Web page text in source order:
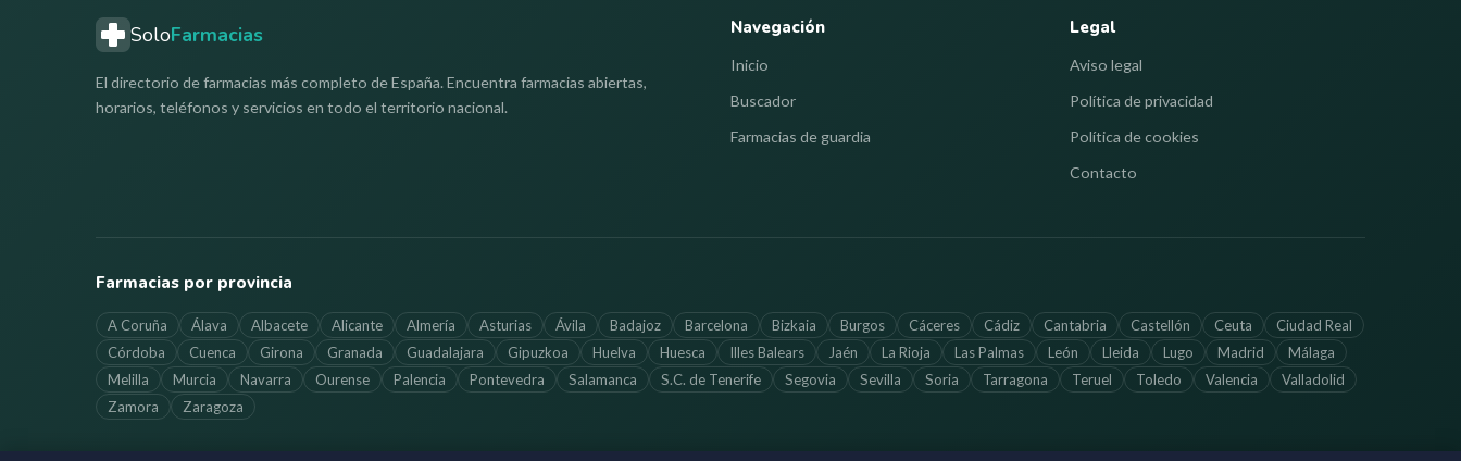
SoloFarmacias
El directorio de farmacias más completo de España. Encuentra farmacias abiertas,
horarios, teléfonos y servicios en todo el territorio nacional.
Navegación
Inicio
Buscador
Farmacias de guardia
Legal
Aviso legal
Política de privacidad
Política de cookies
Contacto
Farmacias por provincia
A Coruña Álava Albacete Alicante Almería Asturias Ávila Badajoz Barcelona Bizkaia Burgos Cáceres Cádiz Cantabria Castellón Ceuta
Ciudad Real
Córdoba
Cuenca Girona Granada Guadalajara Gipuzkoa Huelva Huesca Illes Balears Jaén La Rioja Las Palmas León Lleida Lugo Madrid
Málaga
Melilla
Murcia Navarra Ourense Palencia Pontevedra Salamanca S.C. de Tenerife Segovia Sevilla Soria Tarragona Teruel Toledo Valencia
Valladolid
Zamora
Zaragoza